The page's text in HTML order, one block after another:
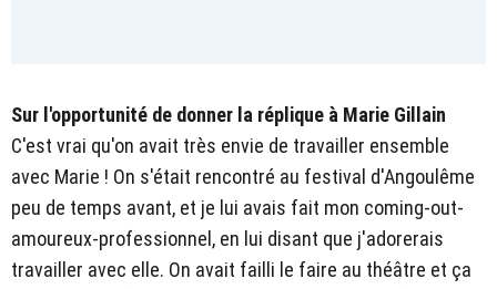
Sur l'opportunité de donner la réplique à Marie Gillain
C'est vrai qu'on avait très envie de travailler ensemble
avec Marie ! On s'était rencontré au festival d'Angoulême
peu de temps avant, et je lui avais fait mon coming-out-
amoureux-professionnel, en lui disant que j'adorerais
travailler avec elle. On avait failli le faire au théâtre et ça